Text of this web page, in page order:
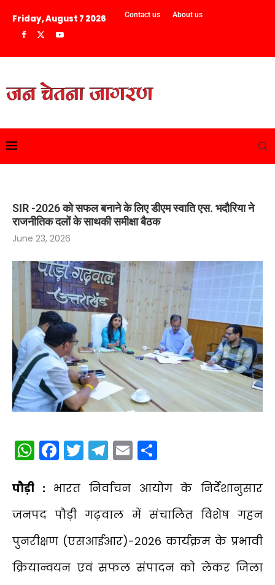
Friday, August 7 2026 Contact us About us
SIR -2026 को सफल बनाने के लिए डीएम स्वाति एस. भदौरिया ने
राजनीतिक दलों के साथकी समीक्षा बैठक
June 23, 2026
WhatsApp
Facebook
Twitter
Telegram
Email
पौड़ी : भारत निर्वाचन आयोग के निर्देशानुसार
जनपद पौड़ी गढ़वाल में संचालित विशेष गहन
पुनरीक्षण (एसआईआर)-2026 कार्यक्रम के प्रभावी
क्रियान्वयन एवं सफल संपादन को लेकर जिला